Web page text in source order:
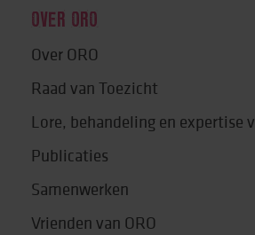
OVER ORO
Over ORO
Raad van Toezicht
Lore, behandeling en expertise
Publicaties
Samenwerken
Vrienden van ORO